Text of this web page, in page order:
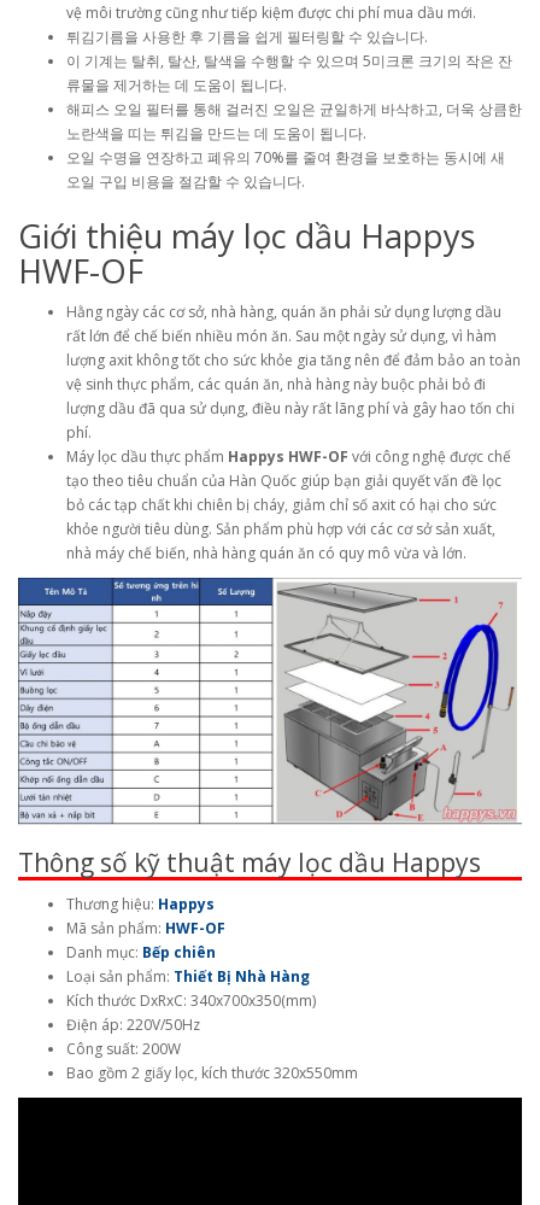
vệ môi trường cũng như tiếp kiệm được chi phí mua dầu mới.
튀김기름을 사용한 후 기름을 쉽게 필터링할 수 있습니다.
이 기계는 탈취, 탈산, 탈색을 수행할 수 있으며 5미크론 크기의 작은 잔
류물을 제거하는 데 도움이 됩니다.
해피스 오일 필터를 통해 걸러진 오일은 균일하게 바삭하고, 더욱 상큼한
노란색을 띠는 튀김을 만드는 데 도움이 됩니다.
오일 수명을 연장하고 폐유의 70%를 줄여 환경을 보호하는 동시에 새
오일 구입 비용을 절감할 수 있습니다.
Giới thiệu máy lọc dầu Happys
HWF-OF
Hằng ngày các cơ sở, nhà hàng, quán ăn phải sử dụng lượng dầu
rất lớn để chế biến nhiều món ăn. Sau một ngày sử dụng, vì hàm
lượng axit không tốt cho sức khỏe gia tăng nên để đảm bảo an toàn
vệ sinh thực phẩm, các quán ăn, nhà hàng này buộc phải bỏ đi
lượng dầu đã qua sử dụng, điều này rất lãng phí và gây hao tốn chi
phí.
Máy lọc dầu thực phẩm Happys HWF-OF với công nghệ được chế
tạo theo tiêu chuẩn của Hàn Quốc giúp bạn giải quyết vấn đề lọc
bỏ các tạp chất khi chiên bị cháy, giảm chỉ số axit có hại cho sức
khỏe người tiêu dùng. Sản phẩm phù hợp với các cơ sở sản xuất,
nhà máy chế biến, nhà hàng quán ăn có quy mô vừa và lớn.
Thông số kỹ thuật máy lọc dầu Happys
Thương hiệu: Happys
Mã sản phẩm: HWF-OF
Danh mục: Bếp chiên
Loại sản phẩm: Thiết Bị Nhà Hàng
Kích thước DxRxC: 340x700x350(mm)
Điện áp: 220V/50Hz
Công suất: 200W
Bao gồm 2 giấy lọc, kích thước 320x550mm